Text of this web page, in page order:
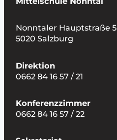
Nonntaler Hauptstraße 5
5020 Salzburg
Direktion
0662 84 16 57 / 21
Konferenzzimmer
0662 84 16 57 / 22